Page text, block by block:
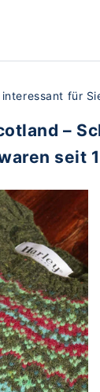
für
–
seit